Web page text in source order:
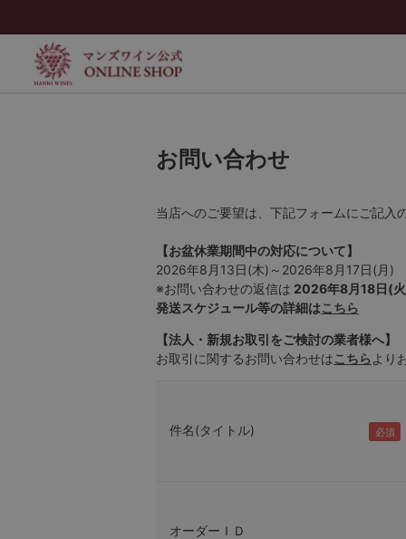
お問い合わせ
当店へのご要望は、下記フォームにご記入
【お盆休業期間中の対応について】
2026年8月13日(木)～2026年8月17日(月)
※お問い合わせの返信は 2026年8月18日(
発送スケジュール等の詳細はこちら
【法人・新規お取引をご検討の業者様へ】
お取引に関するお問い合わせはこちらより
件名(タイトル)
オーダーＩＤ